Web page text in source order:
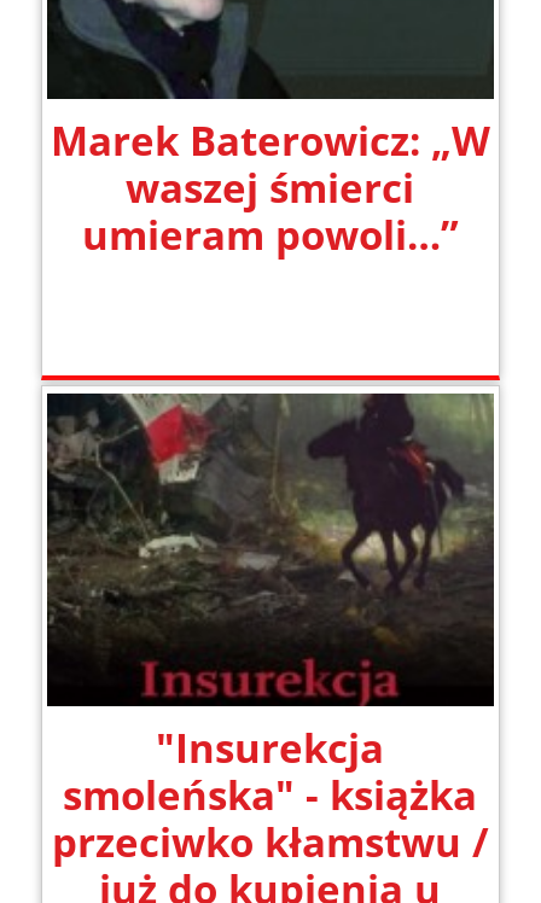
Marek Baterowicz: „W
waszej śmierci
umieram powoli…”
"Insurekcja
smoleńska" - książka
przeciwko kłamstwu /
już do kupienia u